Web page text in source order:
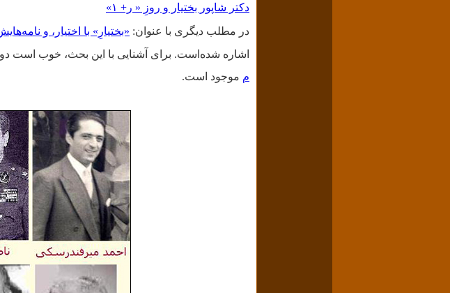
دکتر شاپور بختیار و روزِ « ر+ ۱»
در مطلب دیگری با عنوان: «بختیارِ» با اختیار، و
اشاره شده‌است. برای آشنایی با این بحث، خوب است دو
م موجود است.